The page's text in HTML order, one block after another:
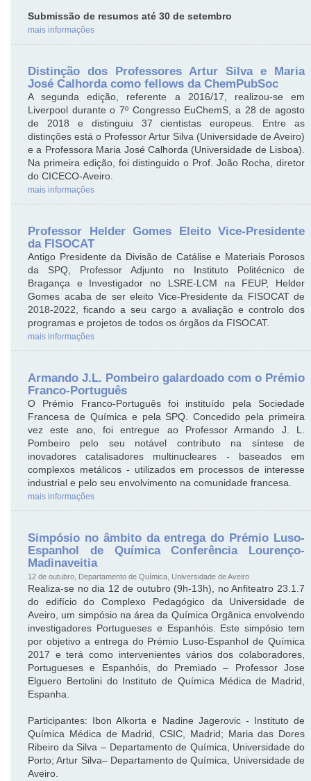
Submissão de resumos até 30 de setembro
mais informações
Distinção dos Professores Artur Silva e Maria
José Calhorda como fellows da ChemPubSoc
A segunda edição, referente a 2016/17, realizou-se em
Liverpool durante o 7º Congresso EuChemS, a 28 de agosto
de 2018 e distinguiu 37 cientistas europeus. Entre as
distinções está o Professor Artur Silva (Universidade de Aveiro)
e a Professora Maria José Calhorda (Universidade de Lisboa).
Na primeira edição, foi distinguido o Prof. João Rocha, diretor
do CICECO-Aveiro.
mais informações
Professor Helder Gomes Eleito Vice-Presidente
da FISOCAT
Antigo Presidente da Divisão de Catálise e Materiais Porosos
da SPQ, Professor Adjunto no Instituto Politécnico de
Bragança e Investigador no LSRE-LCM na FEUP, Helder
Gomes acaba de ser eleito Vice-Presidente da FISOCAT de
2018‑2022, ficando a seu cargo a avaliação e controlo dos
programas e projetos de todos os órgãos da FISOCAT.
mais informações
Armando J.L. Pombeiro galardoado com o Prémio
Franco-Português
O Prémio Franco-Português foi instituído pela Sociedade
Francesa de Química e pela SPQ. Concedido pela primeira
vez este ano, foi entregue ao Professor Armando J. L.
Pombeiro pelo seu notável contributo na síntese de
inovadores catalisadores multinucleares - baseados em
complexos metálicos - utilizados em processos de interesse
industrial e pelo seu envolvimento na comunidade francesa.
mais informações
Simpósio no âmbito da entrega do Prémio Luso-
Espanhol de Química Conferência Lourenço-
Madinaveitia
12 de outubro, Departamento de Química, Universidade de Aveiro
Realiza-se no dia 12 de outubro (9h-13h), no Anfiteatro 23.1.7
do edifício do Complexo Pedagógico da Universidade de
Aveiro, um simpósio na área da Química Orgânica envolvendo
investigadores Portugueses e Espanhóis. Este simpósio tem
por objetivo a entrega do Prémio Luso-Espanhol de Química
2017 e terá como intervenientes vários dos colaboradores,
Portugueses e Espanhóis, do Premiado – Professor Jose
Elguero Bertolini do Instituto de Química Médica de Madrid,
Espanha.
Participantes: Ibon Alkorta e Nadine Jagerovic - Instituto de
Química Médica de Madrid, CSIC, Madrid; Maria das Dores
Ribeiro da Silva – Departamento de Química, Universidade do
Porto; Artur Silva– Departamento de Química, Universidade de
Aveiro.